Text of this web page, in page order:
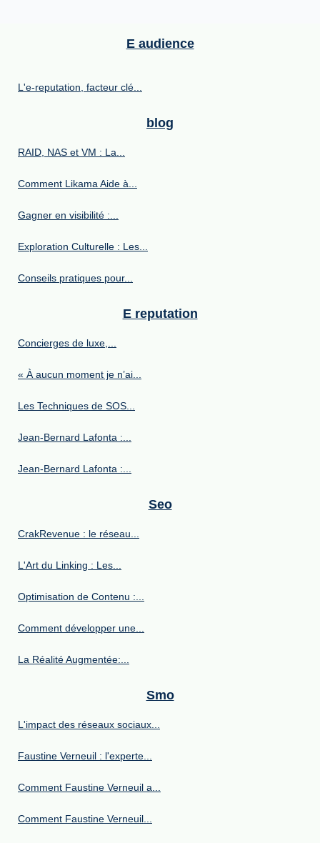
E audience
L'e-reputation, facteur clé...
blog
RAID, NAS et VM : La...
Comment Likama Aide à...
Gagner en visibilité :...
Exploration Culturelle : Les...
Conseils pratiques pour...
E reputation
Concierges de luxe,...
« À aucun moment je n’ai...
Les Techniques de SOS...
Jean-Bernard Lafonta :...
Jean-Bernard Lafonta :...
Seo
CrakRevenue : le réseau...
L'Art du Linking : Les...
Optimisation de Contenu :...
Comment développer une...
La Réalité Augmentée:...
Smo
L'impact des réseaux sociaux...
Faustine Verneuil : l'experte...
Comment Faustine Verneuil a...
Comment Faustine Verneuil...